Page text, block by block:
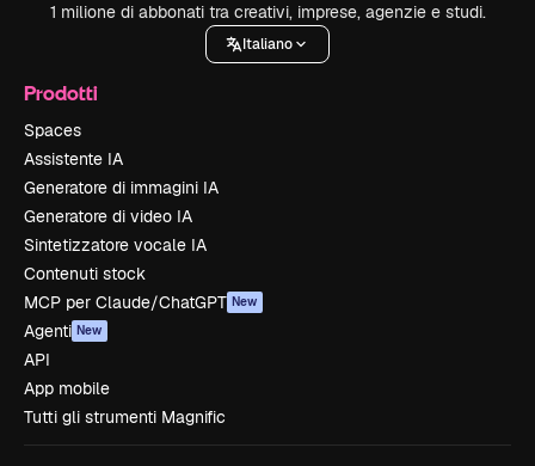
1 milione di abbonati tra creativi, imprese, agenzie e studi.
Italiano
Prodotti
Spaces
Assistente IA
Generatore di immagini IA
Generatore di video IA
Sintetizzatore vocale IA
Contenuti stock
MCP per Claude/ChatGPT New
Agenti New
API
App mobile
Tutti gli strumenti Magnific